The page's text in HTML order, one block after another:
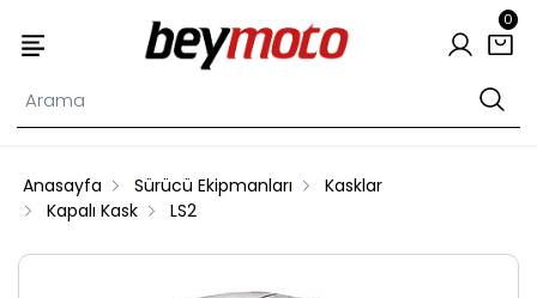
0
Anasayfa Sürücü Ekipmanları
Kasklar
Kapalı Kask
LS2